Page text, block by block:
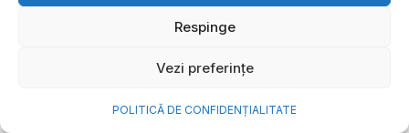
Respinge
Vezi preferințe
POLITICĂ DE CONFIDENȚIALITATE